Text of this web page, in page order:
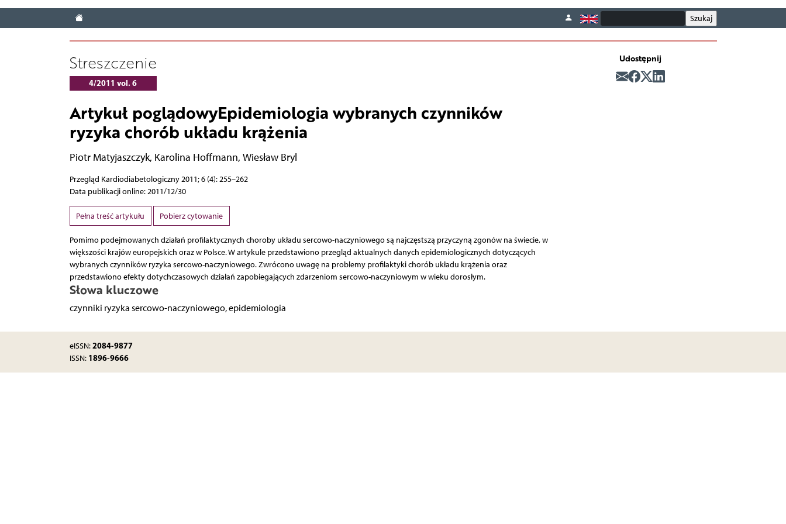
Streszczenie
4/2011 vol. 6
Artykuł poglądowyEpidemiologia wybranych czynników
ryzyka chorób układu krążenia
Piotr Matyjaszczyk, Karolina Hoffmann, Wiesław Bryl
Przegląd Kardiodiabetologiczny 2011; 6 (4): 255–262
Data publikacji online: 2011/12/30
Pełna treść artykułu Pobierz cytowanie
Pomimo podejmowanych działań profilaktycznych choroby układu sercowo-naczyniowego są najczęstszą przyczyną zgonów na świecie, w
większości krajów europejskich oraz w Polsce. W artykule przedstawiono przegląd aktualnych danych epidemiologicznych dotyczących
wybranych czynników ryzyka sercowo-naczyniowego. Zwrócono uwagę na problemy profilaktyki chorób układu krążenia oraz
przedstawiono efekty dotychczasowych działań zapobiegających zdarzeniom sercowo-naczyniowym w wieku dorosłym.
Słowa kluczowe
czynniki ryzyka sercowo-naczyniowego, epidemiologia
Udostępnij
eISSN:2084-9877
ISSN: 1896-9666